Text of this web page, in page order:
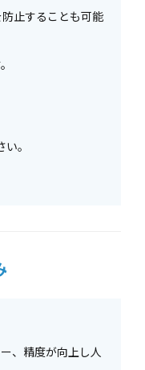
止することも可能
。
、精度が向上し人